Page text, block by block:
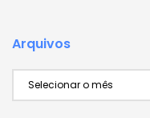
Arquivos
Arquivos